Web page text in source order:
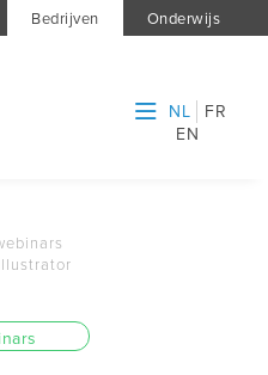
Bedrijven Onderwijs
NL
FR
EN